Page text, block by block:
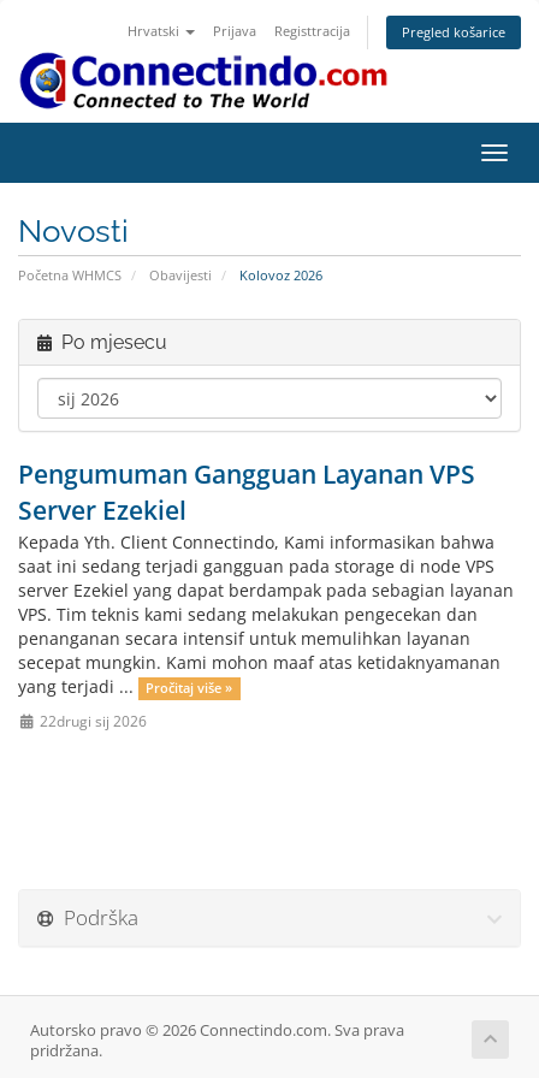
Hrvatski Prijava Registtracija Pregled košarice
Novosti
Početna WHMCS Obavijesti Kolovoz 2026
Po mjesecu
Pengumuman Gangguan Layanan VPS
Server Ezekiel
Kepada Yth. Client Connectindo, Kami informasikan bahwa
saat ini sedang terjadi gangguan pada storage di node VPS
server Ezekiel yang dapat berdampak pada sebagian layanan
VPS. Tim teknis kami sedang melakukan pengecekan dan
penanganan secara intensif untuk memulihkan layanan
secepat mungkin. Kami mohon maaf atas ketidaknyamanan
yang terjadi ...
Pročitaj više »
22drugi sij 2026
Podrška
Autorsko pravo © 2026 Connectindo.com. Sva prava
pridržana.